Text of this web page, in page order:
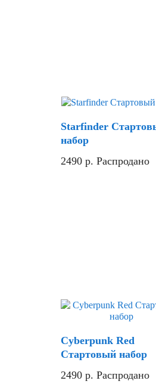
Starfinder
набор
2490 р. Распродано
Cyberpunk Red
Стартовый набор
2490 р. Распродано